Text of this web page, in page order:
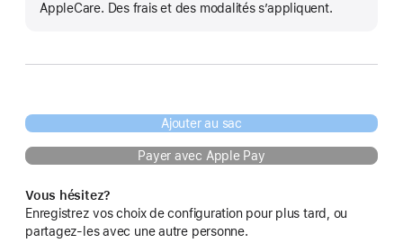
AppleCare. Des frais et des modalités s’appliquent.
Ajouter au sac
Payer avec Apple Pay
Vous hésitez?
Enregistrez vos choix de configuration pour plus tard, ou
partagez-les avec une autre personne.